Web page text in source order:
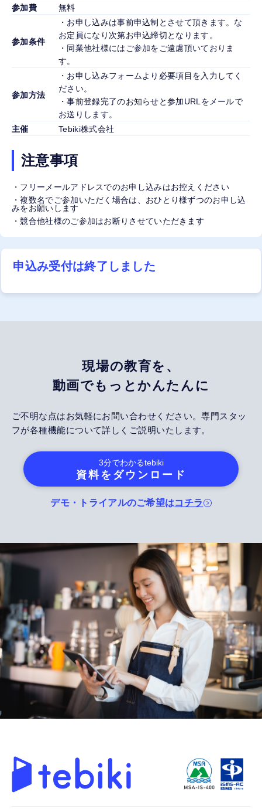
参加費
無料
参加条件
・お申し込みは事前申込制とさせて頂きます。な
お定員になり次第お申込締切となります。
・同業他社様にはご参加をご遠慮頂いておりま
す。
参加方法
・お申し込みフォームより必要項目を入力してく
ださい。
・事前登録完了のお知らせと参加URLをメールで
お送りします。
主催
Tebiki株式会社
注意事項
・フリーメールアドレスでのお申し込みはお控えください
・複数名でご参加いただく場合は、おひとり様ずつのお申し込
みをお願いします
・競合他社様のご参加はお断りさせていただきます
申込み受付は終了しました
現場の教育を、
動画でもっとかんたんに
ご不明な点はお気軽にお問い合わせください。専門スタッ
フが各種機能について詳しくご説明いたします。
3分でわかるtebiki
資料をダウンロード
デモ・トライアルのご希望はコチラ